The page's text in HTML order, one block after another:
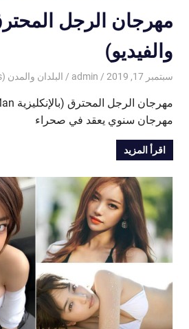
مهرجان الرجل
والفيديو)
سبتمبر 17, 2019 admin البلدان والمدن (Countries and cities)
مهرجان سنوي يعقد في صحراء
اقرأ المزيد